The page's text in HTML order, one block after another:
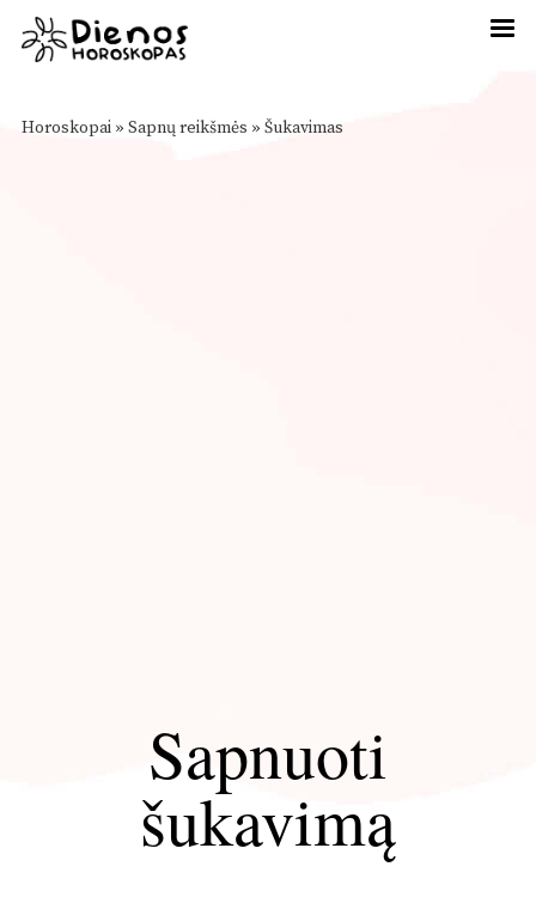
Horoskopai » Sapnų reikšmės » Šukavimas
Sapnuoti
šukavimą